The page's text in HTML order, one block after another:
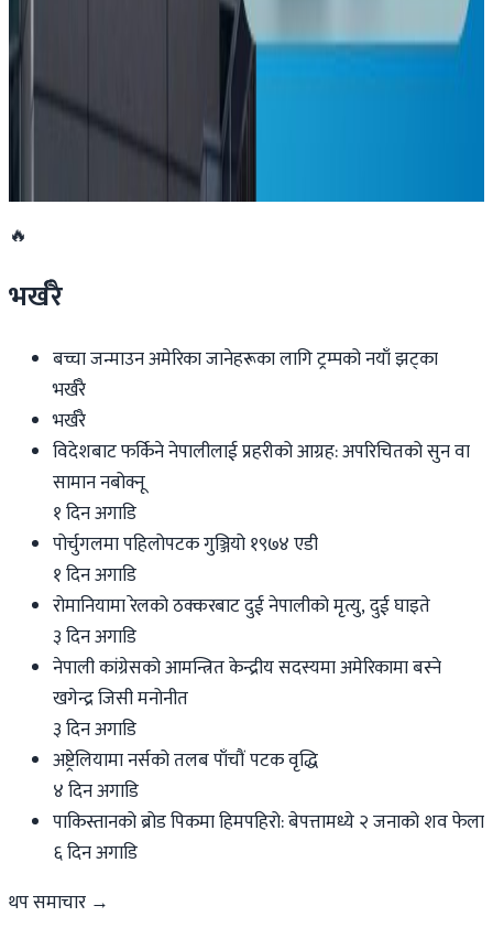
अष्ट्रेलियाको सरकारी सञ्चारमाध्यम एबीसीका कर्मचारी
आन्दोलनमा
🔥
भर्खरै
बच्चा जन्माउन अमेरिका जानेहरूका लागि ट्रम्पको नयाँ झट्का
भर्खरै
भर्खरै
विदेशबाट फर्किने नेपालीलाई प्रहरीको आग्रह: अपरिचितको सुन वा
सामान नबोक्नू
१ दिन अगाडि
पोर्चुगलमा पहिलोपटक गुञ्जियो १९७४ एडी
१ दिन अगाडि
रोमानियामा रेलको ठक्करबाट दुई नेपालीको मृत्यु, दुई घाइते
३ दिन अगाडि
नेपाली कांग्रेसको आमन्त्रित केन्द्रीय सदस्यमा अमेरिकामा बस्ने
खगेन्द्र जिसी मनोनीत
३ दिन अगाडि
अष्ट्रेलियामा नर्सको तलब पाँचौं पटक वृद्धि
४ दिन अगाडि
पाकिस्तानको ब्रोड पिकमा हिमपहिरो: बेपत्तामध्ये २ जनाको शव फेला
६ दिन अगाडि
थप समाचार →